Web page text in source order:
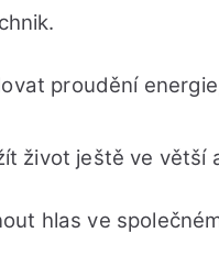
proudění
život ještě ve větší
hlas ve